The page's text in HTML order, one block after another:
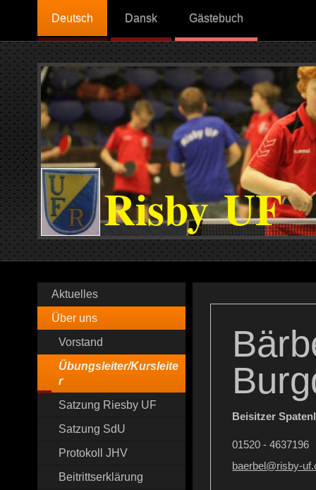
Deutsch Dansk Gästebuch
Risby UF
Aktuelles
Über uns
Vorstand
Übungsleiter/Kursleite
r
Satzung Riesby UF
Satzung SdU
Protokoll JHV
Beitrittserklärung
Beisitzer
01520 - 4637196
baerbel@risby-